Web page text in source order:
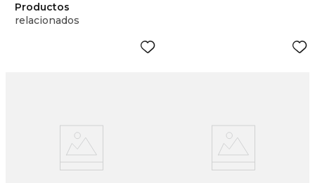
Productos
relacionados